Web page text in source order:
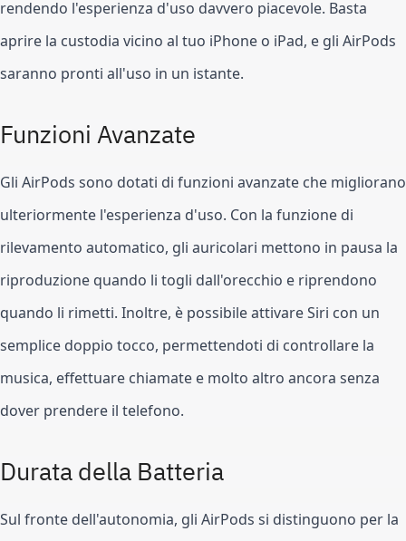
rendendo l'esperienza d'uso davvero piacevole. Basta
aprire la custodia vicino al tuo iPhone o iPad, e gli AirPods
saranno pronti all'uso in un istante.
Funzioni Avanzate
Gli AirPods sono dotati di funzioni avanzate che migliorano
ulteriormente l'esperienza d'uso. Con la funzione di
rilevamento automatico, gli auricolari mettono in pausa la
riproduzione quando li togli dall'orecchio e riprendono
quando li rimetti. Inoltre, è possibile attivare Siri con un
semplice doppio tocco, permettendoti di controllare la
musica, effettuare chiamate e molto altro ancora senza
dover prendere il telefono.
Durata della Batteria
Sul fronte dell'autonomia, gli AirPods si distinguono per la